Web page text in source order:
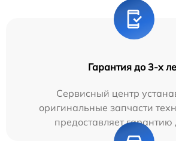
Гарантия до 3-х
Сервисный центр
оригинальные запчасти
предоставляет гарантию